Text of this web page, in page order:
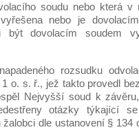
soudu nebo která v
nebo je
být dovolacím soudem
rozsudku
o. s. ř., jež takto provedl
Nejvyšší soud k
otázky týkající se
žalobci dle ustanovení § 134